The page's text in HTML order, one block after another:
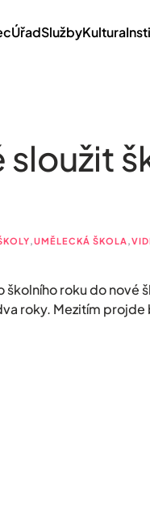
ÚřadSlužbyKultura
,UMĚLECKÁ ŠKOLA,
roku do nové
roky. Mezitím